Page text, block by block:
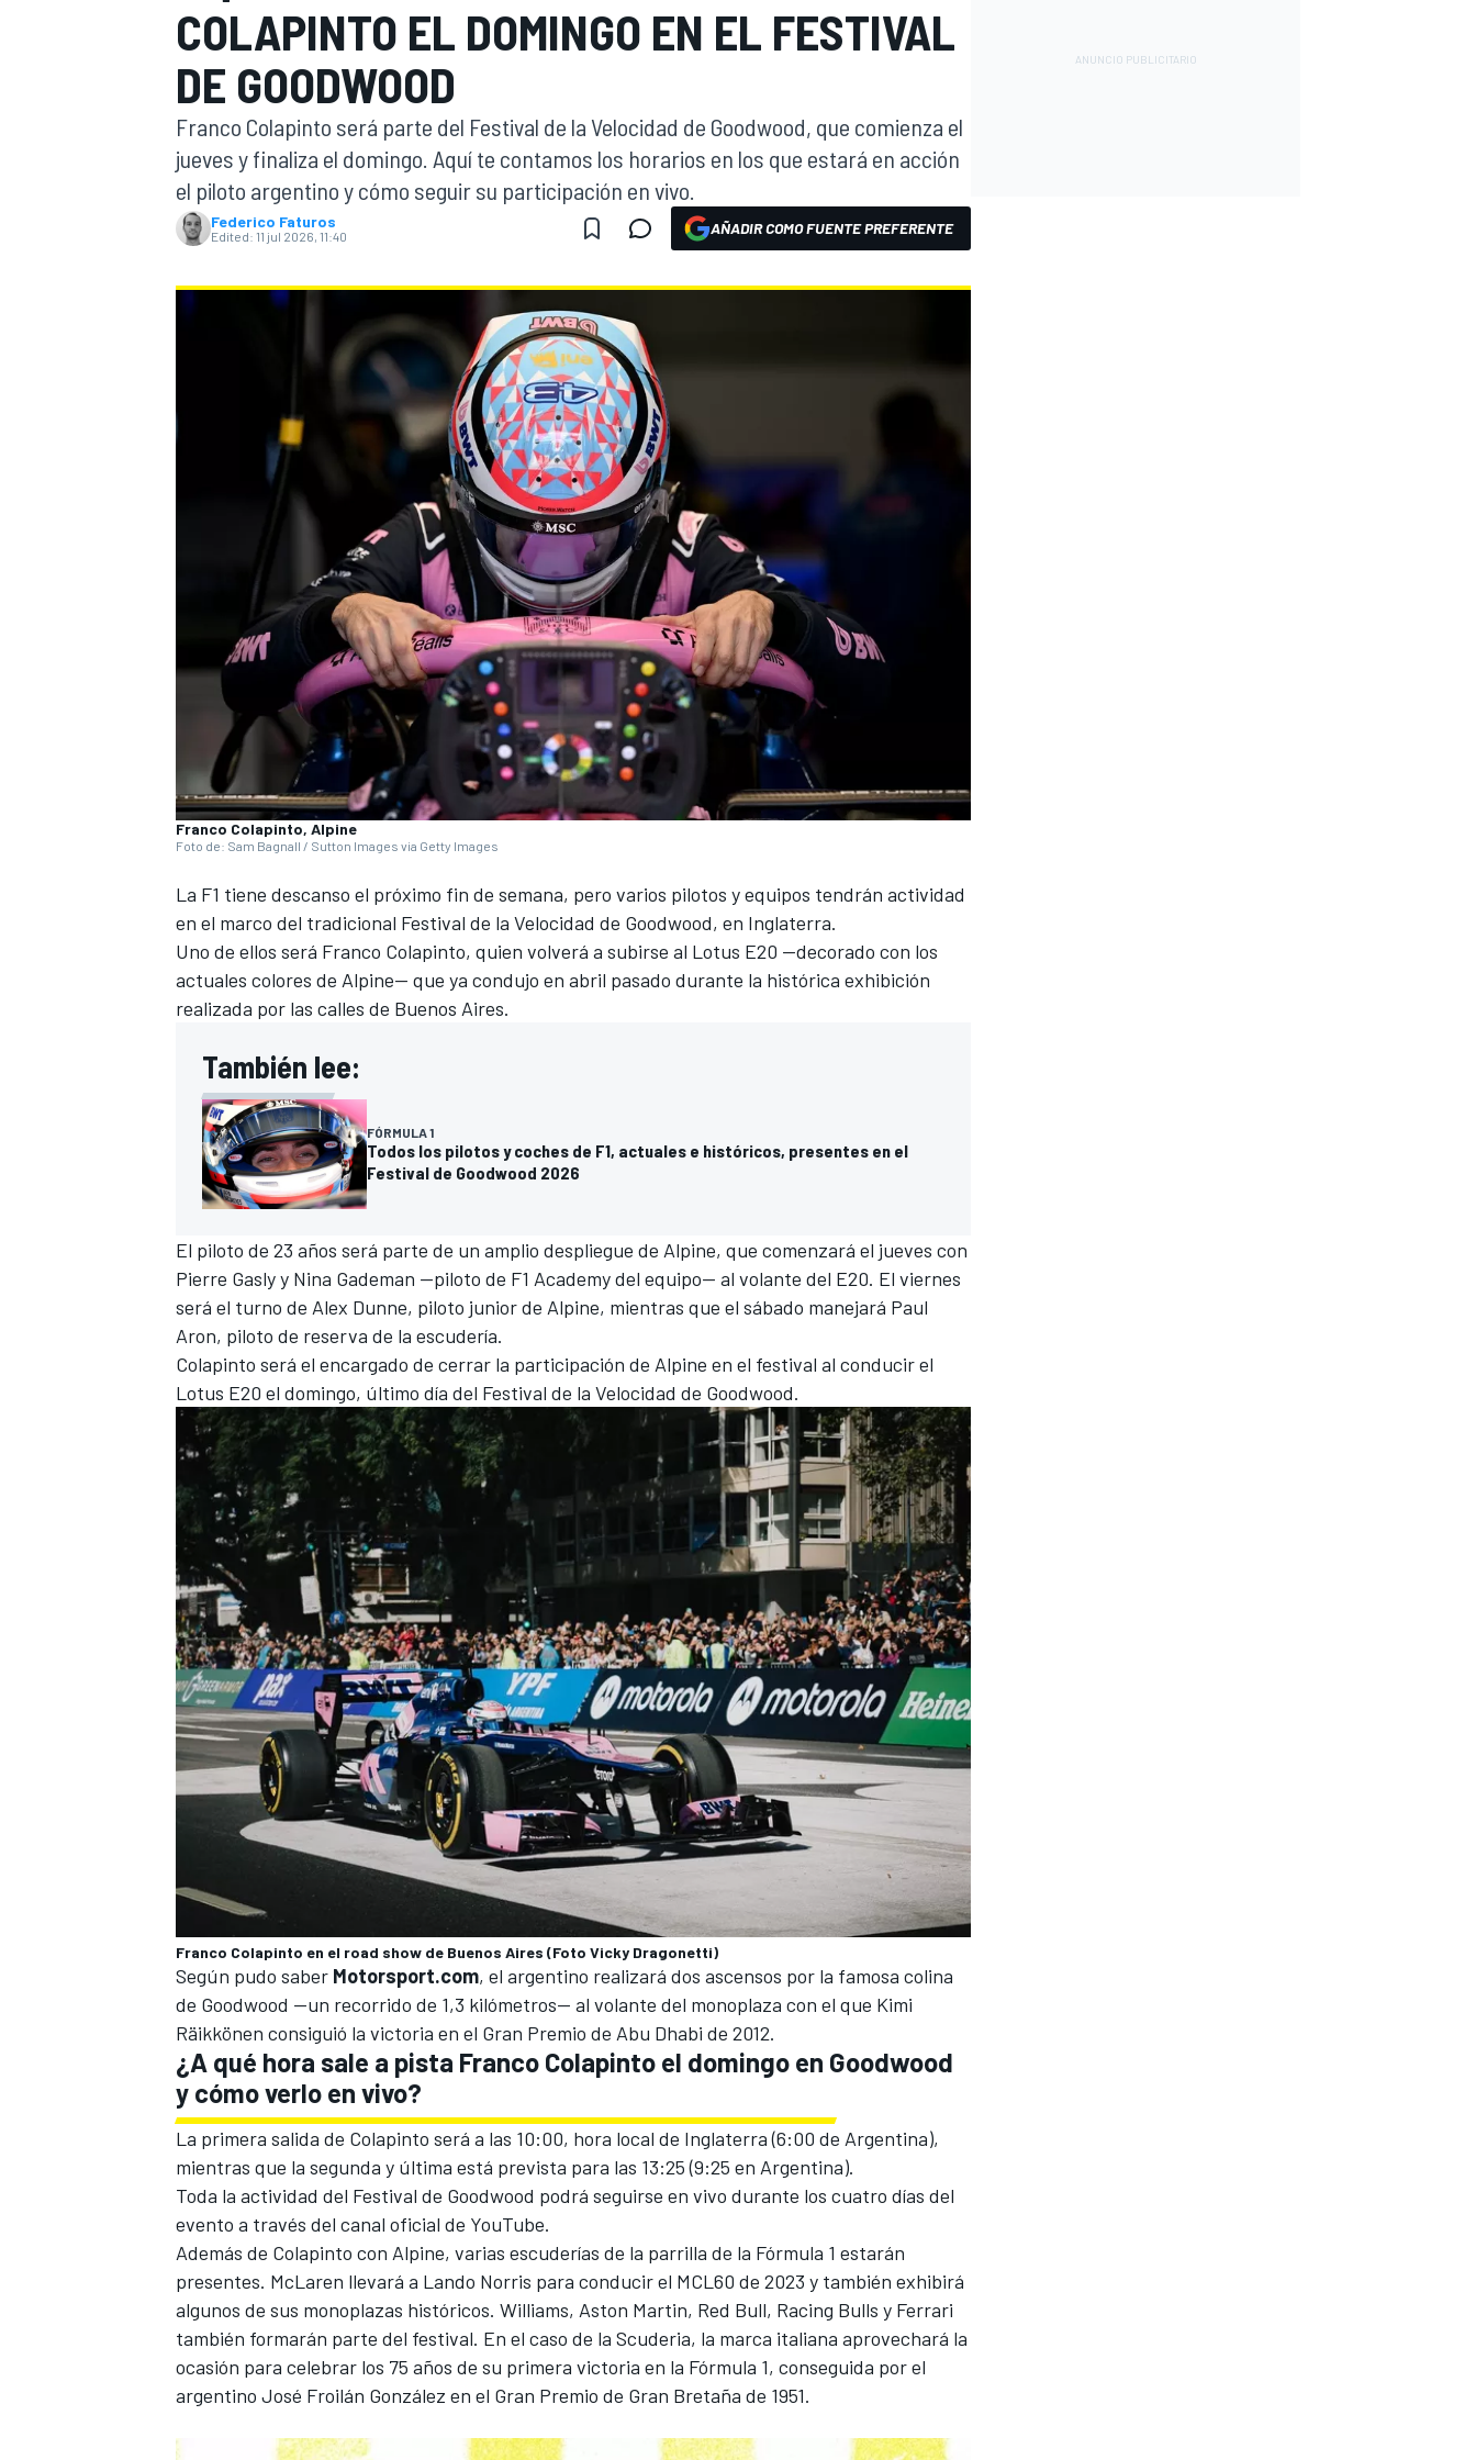
FÓRMULA E MOTO
NASCARINDYCARSPORTSCAR
COLAPINTO EL DOMINGO EN EL FESTIVAL
DE GOODWOOD
Franco Colapinto será parte del Festival de la Velocidad de Goodwood, que comienza el
jueves y finaliza el domingo. Aquí te contamos los horarios en los que estará en acción
el piloto argentino y cómo seguir su participación en vivo.
Federico Faturos
Edited: 11 jul 2026, 11:40 AÑADIR COMO FUENTE PREFERENTE
Franco Colapinto, Alpine
Foto de: Sam Bagnall / Sutton Images via Getty Images
La F1 tiene descanso el próximo fin de semana, pero varios pilotos y equipos tendrán actividad
en el marco del tradicional Festival de la Velocidad de Goodwood, en Inglaterra.
Uno de ellos será Franco Colapinto, quien volverá a subirse al Lotus E20 —decorado con los
actuales colores de Alpine— que ya condujo en abril pasado durante la histórica exhibición
realizada por las calles de Buenos Aires.
También lee:
FÓRMULA 1
Todos los pilotos y coches de F1, actuales e históricos, presentes en el
Festival de Goodwood 2026
El piloto de 23 años será parte de un amplio despliegue de Alpine, que comenzará el jueves con
Pierre Gaslyy Nina Gademan —piloto de F1 Academy del equipo— al volante del E20. El viernes
será el turno de Alex Dunne, piloto junior de Alpine, mientras que el sábado manejará Paul
Aron, piloto de reserva de la escudería.
Colapinto será el encargado de cerrar la participación de Alpine en el festival al conducir el
Lotus E20 el domingo, último día del Festival de la Velocidad de Goodwood.
Franco Colapinto en el road show de Buenos Aires (Foto Vicky Dragonetti)
Según pudo saber Motorsport.com, el argentino realizará dos ascensos por la famosa colina
de Goodwood —un recorrido de 1,3 kilómetros— al volante del monoplaza con el que Kimi
Räikkönen consiguió la victoria en el Gran Premio de Abu Dhabi de 2012.
¿A qué hora sale a pista Franco Colapinto el domingo en Goodwood
y cómo verlo en vivo?
La primera salida de Colapinto será a las 10:00, hora local de Inglaterra (6:00 de Argentina),
mientras que la segunda y última está prevista para las 13:25 (9:25 en Argentina).
Toda la actividad del Festival de Goodwood podrá seguirse en vivo durante los cuatro días del
evento a través del canal oficial de YouTube.
Además de Colapinto con Alpine, varias escuderías de la parrilla de la Fórmula 1 estarán
presentes. McLaren llevará a Lando Norris para conducir el MCL60 de 2023 y también exhibirá
algunos de sus monoplazas históricos. Williams, Aston Martin, Red Bull, Racing Bulls y Ferrari
también formarán parte del festival. En el caso de la Scuderia, la marca italiana aprovechará la
ocasión para celebrar los 75 años de su primera victoria en la Fórmula 1, conseguida por el
argentino José Froilán González en el Gran Premio de Gran Bretaña de 1951.